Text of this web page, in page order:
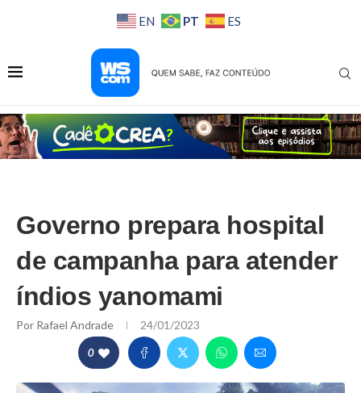
EN PT ES
Governo prepara hospital
de campanha para atender
índios yanomami
Por Rafael Andrade 24/01/2023
0